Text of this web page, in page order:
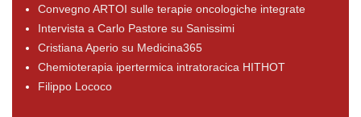
Convegno ARTOI sulle terapie oncologiche integrate
Intervista a Carlo Pastore su Sanissimi
Cristiana Aperio su Medicina365
Chemioterapia ipertermica intratoracica HITHOT
Filippo Lococo